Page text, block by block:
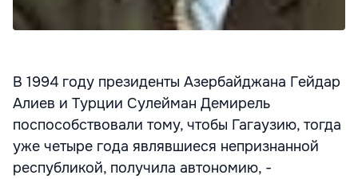
В 1994 году президенты Азербайджана Гейдар
Алиев и Турции Сулейман Демирель
поспособствовали тому, чтобы Гагаузию, тогда
уже четыре года являвшиеся непризнанной
республикой, получила автономию, -